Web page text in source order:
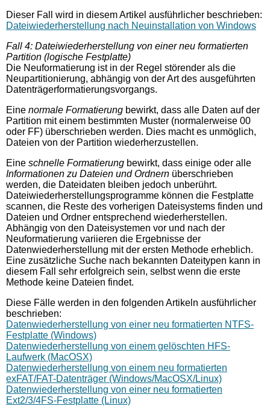
Dieser Fall wird in diesem Artikel ausführlicher beschrieben:
Dateiwiederherstellung nach Neuinstallation von Windows
Fall 4: Dateiwiederherstellung von einer neu formatierten
Partition (logische Festplatte)
Die Neuformatierung ist in der Regel störender als die
Neupartitionierung, abhängig von der Art des ausgeführten
Datenträgerformatierungsvorgangs.
Eine normale Formatierung bewirkt, dass alle Daten auf der
Partition mit einem bestimmten Muster (normalerweise 00
oder FF) überschrieben werden. Dies macht es unmöglich,
Dateien von der Partition wiederherzustellen.
Eine schnelle Formatierung bewirkt, dass einige oder alle
Informationen zu Dateien und Ordnern überschrieben
werden, die Dateidaten bleiben jedoch unberührt.
Dateiwiederherstellungsprogramme können die Festplatte
scannen, die Reste des vorherigen Dateisystems finden und
Dateien und Ordner entsprechend wiederherstellen.
Abhängig von den Dateisystemen vor und nach der
Neuformatierung variieren die Ergebnisse der
Datenwiederherstellung mit der ersten Methode erheblich.
Eine zusätzliche Suche nach bekannten Dateitypen kann in
diesem Fall sehr erfolgreich sein, selbst wenn die erste
Methode keine Dateien findet.
Diese Fälle werden in den folgenden Artikeln ausführlicher
beschrieben:
Datenwiederherstellung von einer neu formatierten NTFS-
Festplatte (Windows)
Datenwiederherstellung von einem gelöschten HFS-
Laufwerk (MacOSX)
Datenwiederherstellung von einem neu formatierten
exFAT/FAT-Datenträger (Windows/MacOSX/Linux)
Datenwiederherstellung von einer neu formatierten
Ext2/3/4FS-Festplatte (Linux)